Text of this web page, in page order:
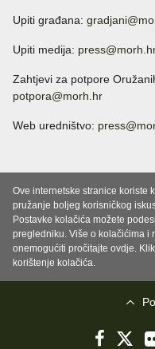
Upiti građana:
Upiti medija:
Zahtjevi za potpore
potpora@morh.hr
Web uredništvo:
Ove internetske stranice koriste
pružanje boljeg korisničkog
Postavke kolačića možete
pregledniku. Više o kolačićima i
onemogućiti pročitajte ovdje.
korištenje kolačića.